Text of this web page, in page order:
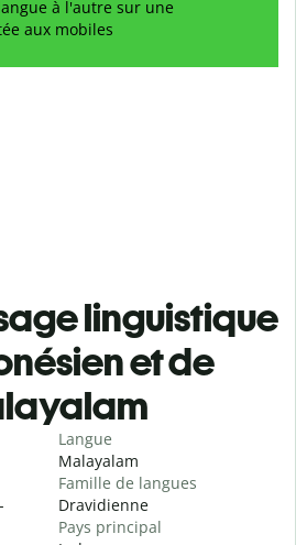
à l'autre sur une
aux mobiles
linguistique
et de
Langue
Malayalam
Famille de langues
Dravidienne
Pays principal